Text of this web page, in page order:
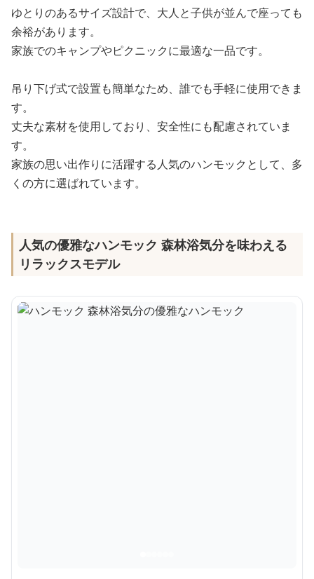
ゆとりのあるサイズ設計で、大人と子供が並んで座っても
余裕があります。
家族でのキャンプやピクニックに最適な一品です。
吊り下げ式で設置も簡単なため、誰でも手軽に使用できま
す。
丈夫な素材を使用しており、安全性にも配慮されていま
す。
家族の思い出作りに活躍する人気のハンモックとして、多
くの方に選ばれています。
人気の優雅なハンモック 森林浴気分を味わえる
リラックスモデル